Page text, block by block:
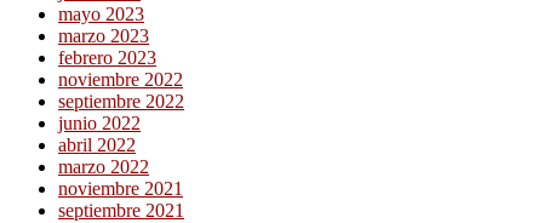
mayo 2023
marzo 2023
febrero 2023
noviembre 2022
septiembre 2022
junio 2022
abril 2022
marzo 2022
noviembre 2021
septiembre 2021